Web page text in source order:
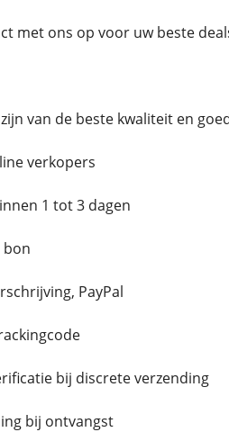
met ons op voor uw beste
van de beste kwaliteit en
verkopers
1 tot 3 dagen
bon
PayPal
bij discrete verzending
bij ontvangst